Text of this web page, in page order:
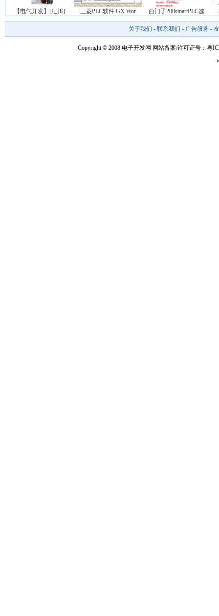
【电气开发】[汇川] 三菱PLC软件 GX Wor 西门子200smartPLC选
关于我们 - 联系我们 - 广告服务 -
Copyright © 2008 电子开发网 网站备案/许可证号：粤